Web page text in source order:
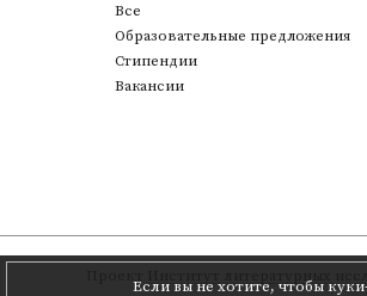
Если вы не хотите, чтобы
Все
Образовательные предложения
Стипендии
Вакансии
Институт литературных